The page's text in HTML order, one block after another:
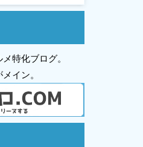
特化ブログ。
イン。